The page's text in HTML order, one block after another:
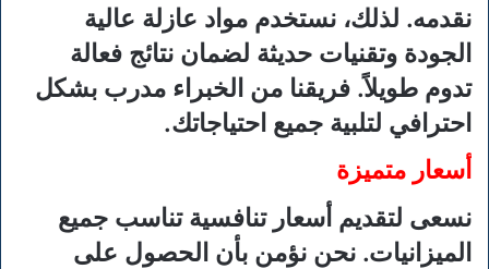
نقدمه. لذلك، نستخدم مواد عازلة عالية
الجودة وتقنيات حديثة لضمان نتائج فعالة
تدوم طويلاً. فريقنا من الخبراء مدرب بشكل
احترافي لتلبية جميع احتياجاتك.
أسعار متميزة
نسعى لتقديم أسعار تنافسية تناسب جميع
الميزانيات. نحن نؤمن بأن الحصول على